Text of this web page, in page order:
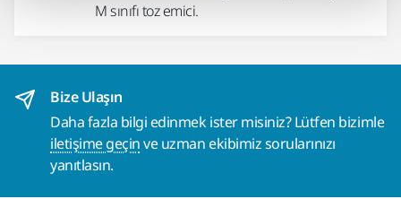
M sınıfı toz emici.
Bize Ulaşın
Daha fazla bilgi edinmek ister misiniz? Lütfen bizimle
iletişime geçinve uzman ekibimiz sorularınızı
yanıtlasın.